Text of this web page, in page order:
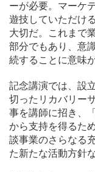
ーが必要。マーケ
遊技していただけ
大切だ。これまで
部分でもあり、意
続することに意味
記念講演では、設
切ったリカバリー
事を講師に招き、
から支持を得るた
談事業のさらなる
た新たな活動方針